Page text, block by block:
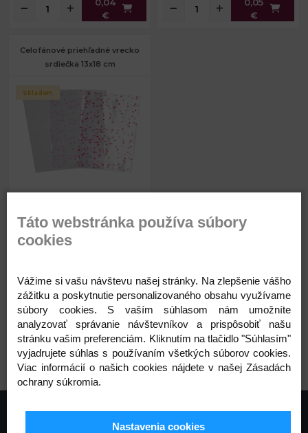
€
€
Celofánové priehľadné vrecko
srdiečka 13x18 cm
Skladom
Skladom
Kód: 900985
0,03
€
Táto webstránka používa súbory
cookies
Vážime si vašu návštevu našej stránky. Na zlepšenie vášho
zážitku a poskytnutie personalizovaného obsahu využívame
súbory cookies. S vaším súhlasom nám umožníte
analyzovať správanie návštevníkov a prispôsobiť našu
stránku vašim preferenciám. Kliknutím na tlačidlo "Súhlasím"
vyjadrujete súhlas s používaním všetkých súborov cookies.
Viac informácií o našich cookies nájdete v našej Zásadách
ochrany súkromia.
Nastavenia cookies